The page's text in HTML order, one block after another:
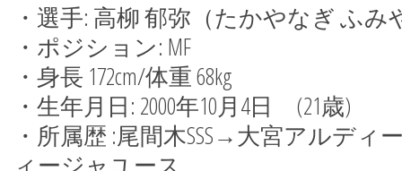
・選手: 高柳 郁弥（たかやなぎ ふみ
・ポジション: MF
・身長 172cm/体重 68kg
・生年月日: 2000年10月4日 (21歳)
・所属歴 :尾間木SSS→大宮アルデ